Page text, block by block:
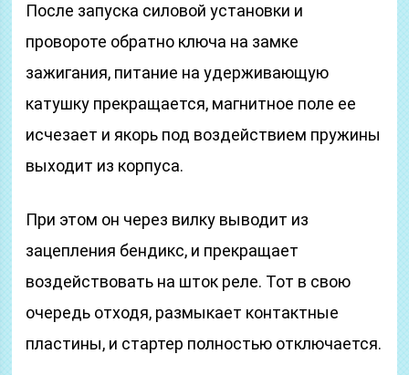
После запуска силовой установки и
провороте обратно ключа на замке
зажигания, питание на удерживающую
катушку прекращается, магнитное поле ее
исчезает и якорь под воздействием пружины
выходит из корпуса.
При этом он через вилку выводит из
зацепления бендикс, и прекращает
воздействовать на шток реле. Тот в свою
очередь отходя, размыкает контактные
пластины, и стартер полностью отключается.